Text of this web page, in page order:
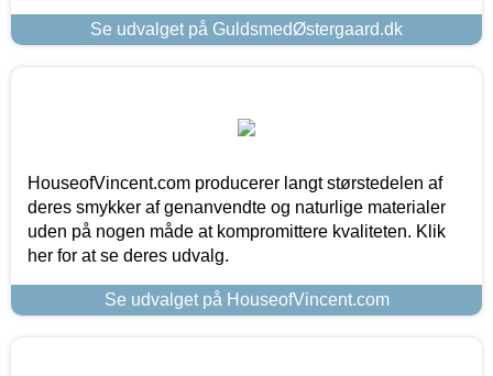
Se udvalget på GuldsmedØstergaard.dk
HouseofVincent.com producerer langt størstedelen af
deres smykker af genanvendte og naturlige materialer
uden på nogen måde at kompromittere kvaliteten. Klik
her for at se deres udvalg.
Se udvalget på HouseofVincent.com